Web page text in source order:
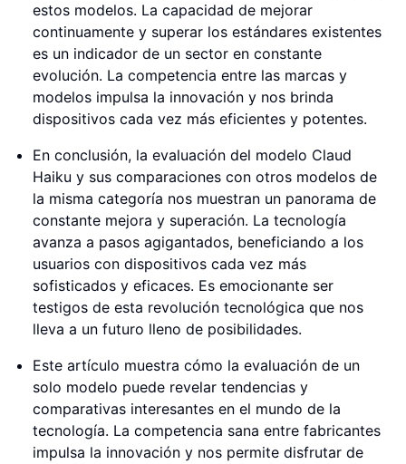
estos modelos. La capacidad de mejorar
continuamente y superar los estándares existentes
es un indicador de un sector en constante
evolución. La competencia entre las marcas y
modelos impulsa la innovación y nos brinda
dispositivos cada vez más eficientes y potentes.
En conclusión, la evaluación del modelo Claud
Haiku y sus comparaciones con otros modelos de
la misma categoría nos muestran un panorama de
constante mejora y superación. La tecnología
avanza a pasos agigantados, beneficiando a los
usuarios con dispositivos cada vez más
sofisticados y eficaces. Es emocionante ser
testigos de esta revolución tecnológica que nos
lleva a un futuro lleno de posibilidades.
Este artículo muestra cómo la evaluación de un
solo modelo puede revelar tendencias y
comparativas interesantes en el mundo de la
tecnología. La competencia sana entre fabricantes
impulsa la innovación y nos permite disfrutar de